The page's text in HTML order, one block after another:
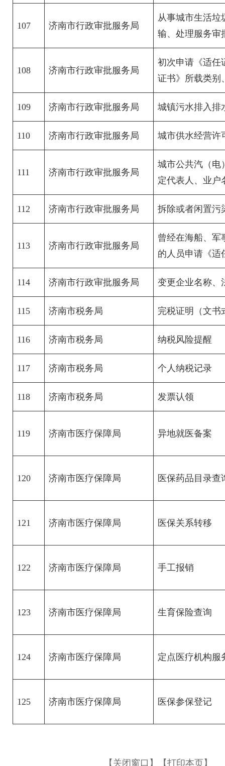
107 济南市行政审批服务局
从事城市生活垃
输、处理服务审
108 济南市行政审批服务局
初次申请《适任
证书》所载类别
109 济南市行政审批服务局 城镇污水排入排
110 济南市行政审批服务局 城市供水经营许
111 济南市行政审批服务局
城市公共汽（电
定代表人、业户
112 济南市行政审批服务局 拆除或者闲置污
113 济南市行政审批服务局
曾经在海船、军
的人员申请《适
114 济南市行政审批服务局 变更企业名称、
115 济南市税务局 完税证明（文书
116 济南市税务局 纳税风险提醒
117 济南市税务局 个人纳税记录
118 济南市税务局 发票认领
119 济南市医疗保障局 异地就医备案
120 济南市医疗保障局 医保药品目录查
121 济南市医疗保障局 医保关系转移
122 济南市医疗保障局 手工报销
123 济南市医疗保障局 生育保险查询
124 济南市医疗保障局 定点医疗机构服
125 济南市医疗保障局 医保参保登记
【打印本页】
【关闭窗口】